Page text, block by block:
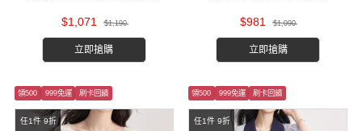
$1,071 $1,190
立即搶購
$981 $1,090
立即搶購
任1件 9折
領500 999免運 刷卡回饋
任1件 9折
領500 999免運 刷卡回饋